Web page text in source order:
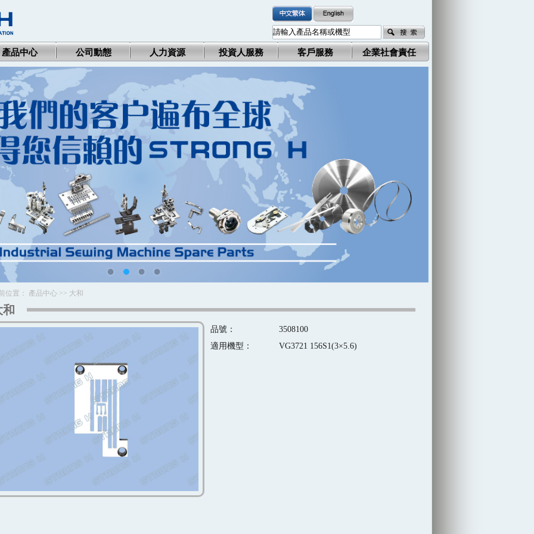
產品中心 公司動態 人力資源 投資人服務 客戶服務 企業社會責任
位置： 產品中心 >> 大和
品號：
3508100
適用機型：
VG3721 156S1(3×5.6)